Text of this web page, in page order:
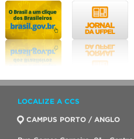
LOCALIZE A CCS
CAMPUS PORTO / ANGLO